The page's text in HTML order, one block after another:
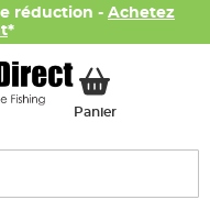
réduction - Achetez
*
PanierMon panier